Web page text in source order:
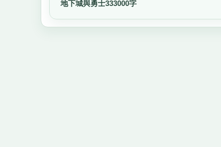
地下城與勇士333000字